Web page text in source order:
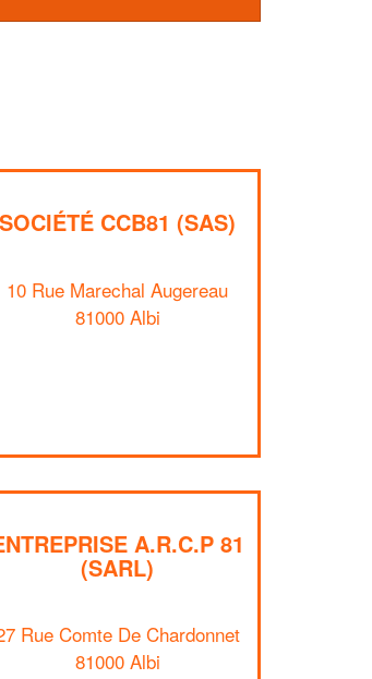
SOCIÉTÉ CCB81 (SAS)
10 Rue Marechal Augereau
81000 Albi
A.R.C.P 81
(SARL)
Rue Comte De Chardonnet
81000 Albi
professionnel ?